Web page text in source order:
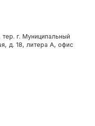
тер. г. Муниципальный
д. 18, литера А, офис